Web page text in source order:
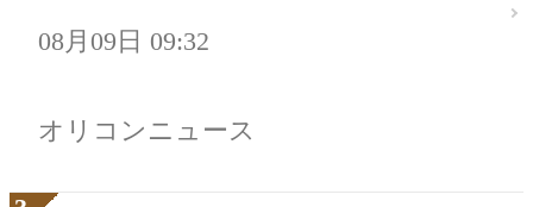
08月09日 09:32
オリコンニュース